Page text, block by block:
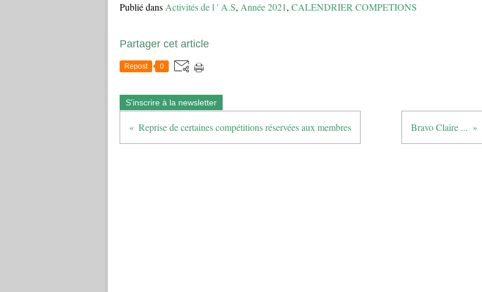
Publié dans Activités de l ' A.S, Année 2021, CALENDRIER COMPETIONS
Partager cet article
Repost 0
S'inscrire à la newsletter
Reprise de certaines compétitions réservées aux membres Bravo Claire ...